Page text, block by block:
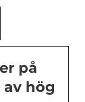
på
hög